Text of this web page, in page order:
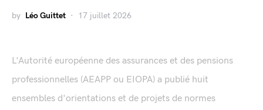
by Léo Guittet 17 juillet 2026
L'Autorité européenne des assurances et des pensions
professionnelles (AEAPP ou EIOPA) a publié huit
ensembles d'orientations et de projets de normes